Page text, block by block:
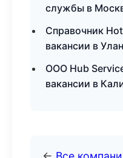
службы в
Справочник
вакансии в
ООО Hub
вакансии в